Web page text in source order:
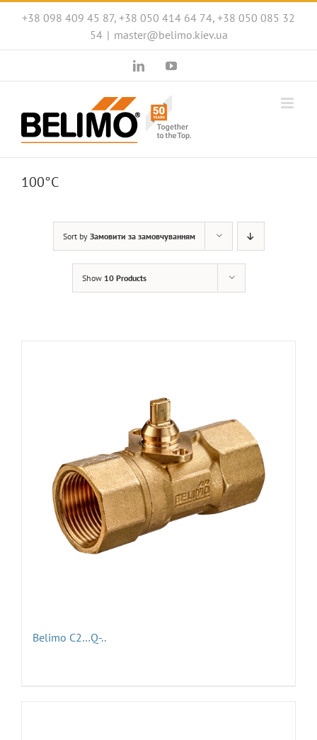
+38 098 409 45 87, +38 050 414 64 74, +38 050 085 32
54 | master@belimo.kiev.ua
LinkedInYouTube
100°C
Sort by Замовити за замовчуванням
Show 10 Products
Belimo C2…Q-..